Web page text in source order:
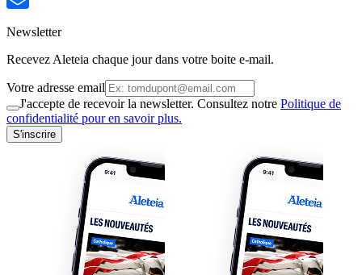
Newsletter
Recevez Aleteia chaque jour dans votre boite e-mail.
Votre adresse email
J'accepte de recevoir la newsletter. Consultez notre Politique de
confidentialité pour en savoir plus.
S'inscrire